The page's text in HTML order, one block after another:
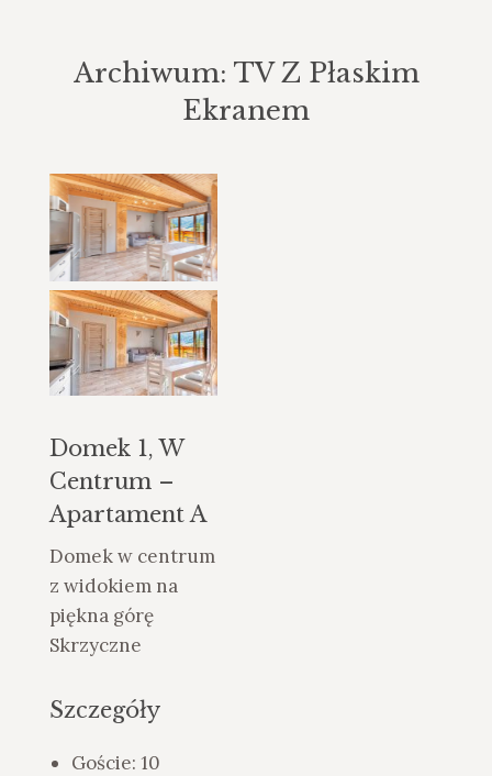
Archiwum: TV Z Płaskim
Ekranem
Domek 1, W
Centrum –
Apartament A
Domek w centrum
z widokiem na
piękna górę
Skrzyczne
Szczegóły
Goście: 10